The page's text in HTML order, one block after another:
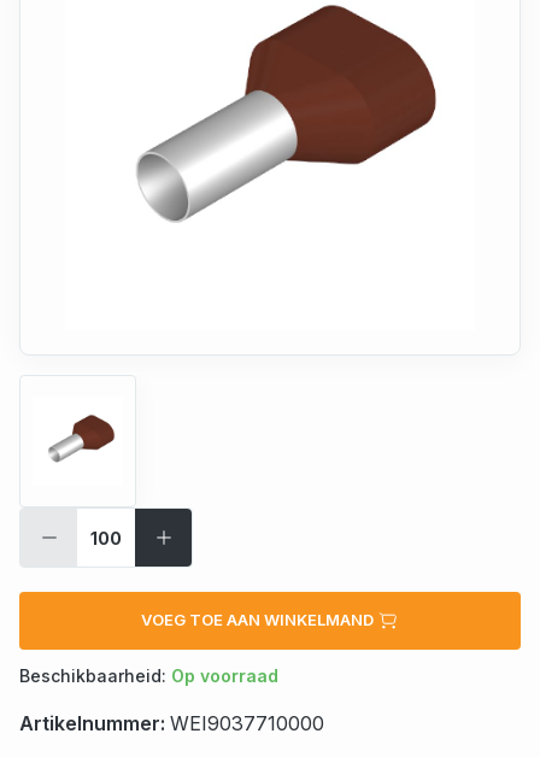
VOEG TOE AAN WINKELMAND
Beschikbaarheid: Op voorraad
Artikelnummer: WEI9037710000